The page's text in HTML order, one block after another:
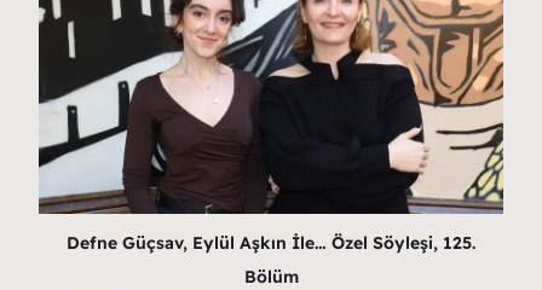
Defne Güçsav, Eylül Aşkın İle… Özel Söyleşi, 125.
Bölüm